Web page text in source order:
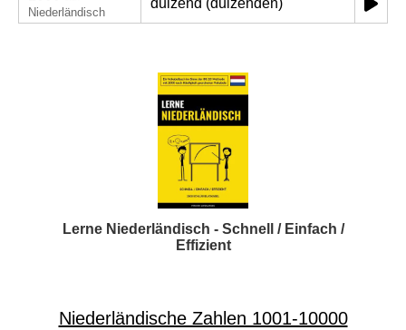
Niederländisch
duizend (duizenden)
Lerne Niederländisch - Schnell / Einfach /
Effizient
Niederländische Zahlen 1001-10000